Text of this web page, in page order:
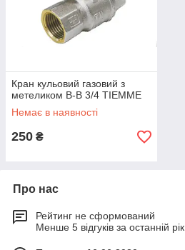
Кран кульовий газовий з
метеликом В-В 3/4 TIEMME
Немає в наявності
250 ₴
Про нас
Рейтинг не сформований
Менше 5 відгуків за останній рік